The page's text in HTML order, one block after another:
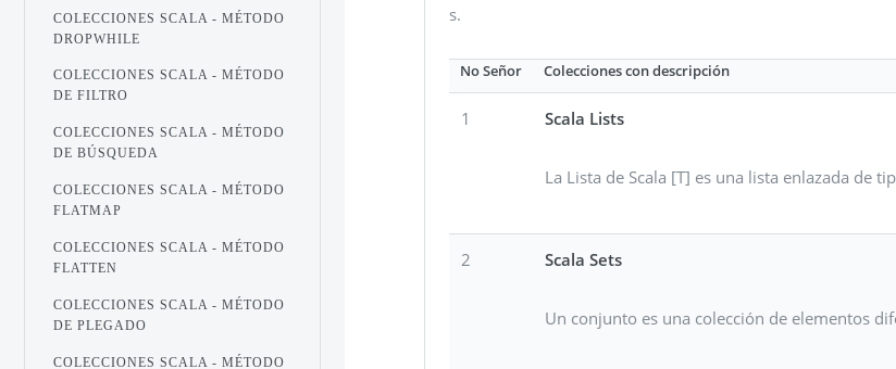
s.
No Señor Colecciones con descripción
1 Scala Lists
La Lista de Scala [T] es una lista enlazada de
2 Scala Sets
Un conjunto es una colección de elementos
COLECCIONES SCALA - MÉTODO
DROPWHILE
COLECCIONES SCALA - MÉTODO
DE FILTRO
COLECCIONES SCALA - MÉTODO
DE BÚSQUEDA
COLECCIONES SCALA - MÉTODO
FLATMAP
COLECCIONES SCALA - MÉTODO
FLATTEN
COLECCIONES SCALA - MÉTODO
DE PLEGADO
COLECCIONES SCALA - MÉTODO